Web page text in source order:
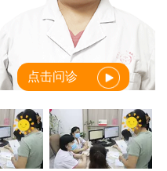
点击问诊